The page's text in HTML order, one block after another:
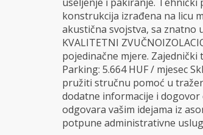
konstrukcija izrađena na licu
akustična svojstva, sa znatno
KVALITETNI
pojedinačne mjere. Zajednički
Parking: 5.664 HUF / mjesec
pružiti stručnu pomoć u
dodatne informacije i
odgovara vašim idejama iz
potpune administrativne